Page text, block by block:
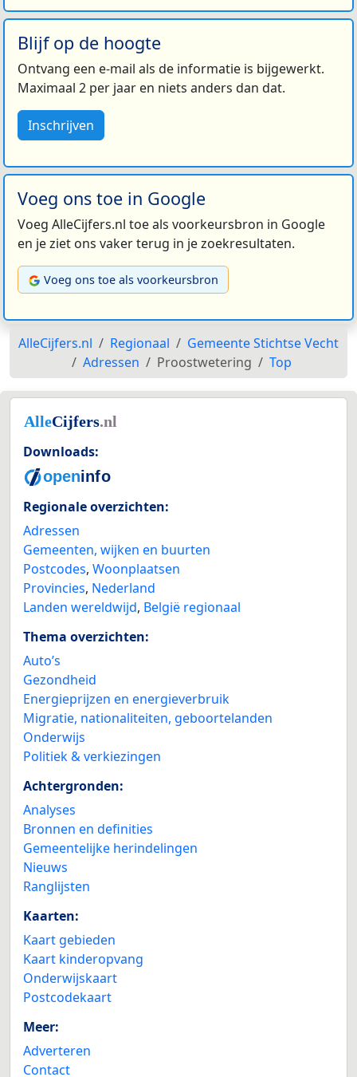
Blijf op de hoogte
Ontvang een e-mail als de informatie is bijgewerkt.
Maximaal 2 per jaar en niets anders dan dat.
Inschrijven
Voeg ons toe in Google
Voeg AlleCijfers.nl toe als voorkeursbron in Google
en je ziet ons vaker terug in je zoekresultaten.
Voeg ons toe als voorkeursbron
AlleCijfers.nl Regionaal
Gemeente Stichtse Vecht
Adressen
Proostwetering Top
Downloads:
Regionale overzichten:
Adressen
Gemeenten, wijken en buurten
Postcodes, Woonplaatsen
Provincies, Nederland
Landen wereldwijd, België regionaal
Thema overzichten:
Auto’s
Gezondheid
Energieprijzen en energieverbruik
Migratie, nationaliteiten, geboortelanden
Onderwijs
Politiek & verkiezingen
Achtergronden:
Analyses
Bronnen en definities
Gemeentelijke herindelingen
Nieuws
Ranglijsten
Kaarten:
Kaart gebieden
Kaart kinderopvang
Onderwijskaart
Postcodekaart
Meer:
Adverteren
Contact